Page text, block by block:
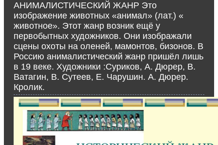
АНИМАЛИСТИЧЕСКИЙ ЖАНР Это
изображение животных «анимал» (лат.) «
животное». Этот жанр возник ещё у
первобытных художников. Они изображали
сцены охоты на оленей, мамонтов, бизонов. В
Россию анималистический жанр пришёл лишь
в 19 веке. Художники :Суриков, А. Дюрер, В.
Ватагин, В. Сутеев, Е. Чарушин. А. Дюрер.
Кролик.